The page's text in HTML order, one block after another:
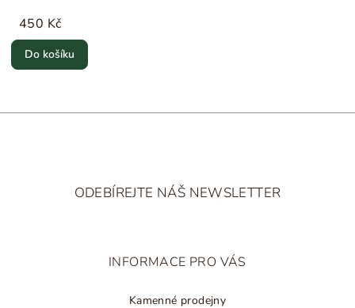
450 Kč
Do košíku
ODEBÍREJTE NÁŠ NEWSLETTER
INFORMACE PRO VÁS
Kamenné prodejny